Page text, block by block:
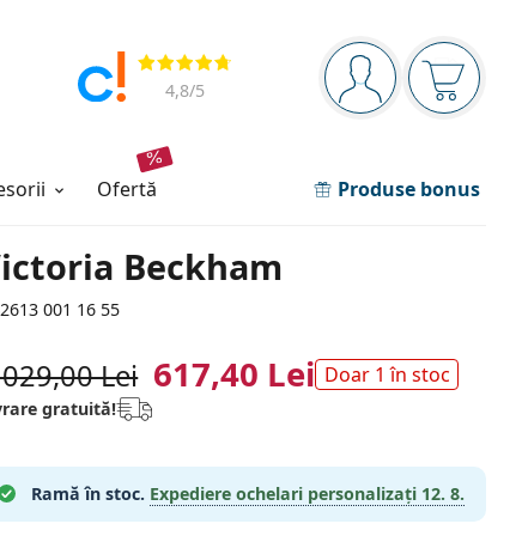
Panou de navigare
Sunteți logat
Coșul
Opinii
4,8/5
ofertă Produse bonus
Beckham
001 16 55
Lei 617,40 Lei Doar 1 în stoc
gratuită!
Ramă în stoc. Expediere ochelari personalizați 12. 8.